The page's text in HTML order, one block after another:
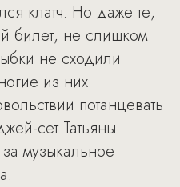
клатч. Но даже те,
билет, не слишком
не сходили
из них
потанцевать
сет Татьяны
музыкальное